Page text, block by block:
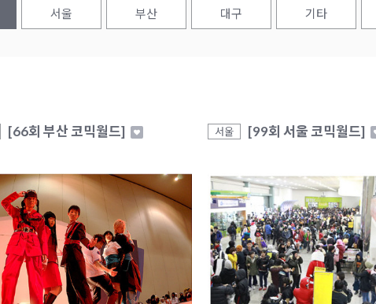
서울 부산 대구 기타
[66회 부산 코믹월드] 서울 [99회 서울 코믹월드]